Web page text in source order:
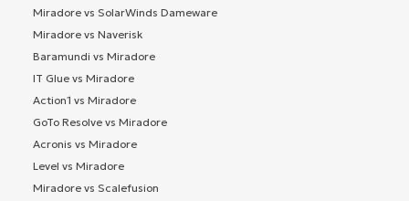
Miradore vs SolarWinds Dameware
Miradore vs Naverisk
Baramundi vs Miradore
IT Glue vs Miradore
Action1 vs Miradore
GoTo Resolve vs Miradore
Acronis vs Miradore
Level vs Miradore
Miradore vs Scalefusion